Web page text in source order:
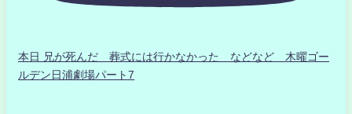
本日 兄が死んだ 葬式には行かなかった などなど 木曜ゴー
ルデン日浦劇場パート7